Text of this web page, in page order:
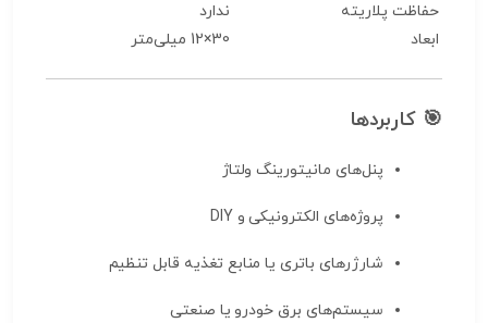
حفاظت پلاریته
ندارد
ابعاد
30×12 میلی‌متر
🎯 کاربردها
پنل‌های مانیتورینگ ولتاژ
پروژه‌های الکترونیکی و DIY
شارژرهای باتری یا منابع تغذیه قابل تنظیم
سیستم‌های برق خودرو یا صنعتی